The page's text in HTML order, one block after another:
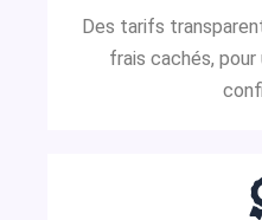
Des tarifs
frais cachés,